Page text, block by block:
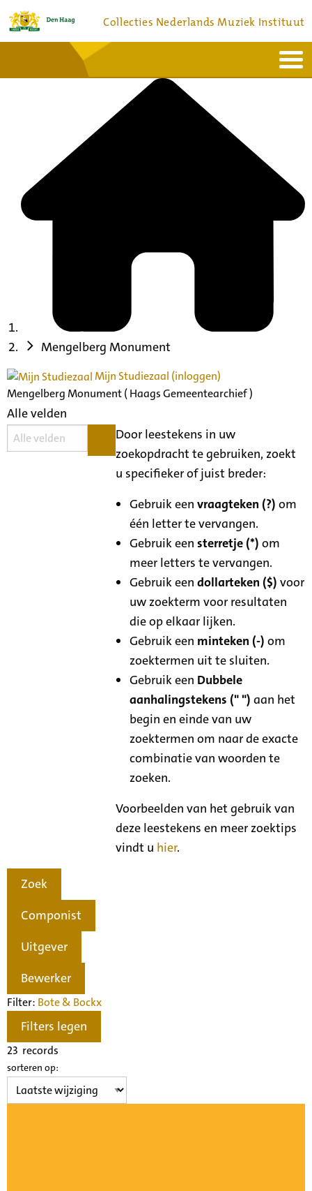
Collecties Nederlands Muziek Instituut
Bronnen en collecties
Mengelberg Monument
Mijn Studiezaal (inloggen)
Mengelberg Monument ( Haags Gemeentearchief )
Alle velden
Door leestekens in uw
zoekopdracht te gebruiken, zoekt
u specifieker of juist breder:
Gebruik eenvraagteken (?) om
één letter te vervangen.
Gebruik eensterretje (*) om
meer letters te vervangen.
Gebruik eendollarteken ($) voor
uw zoekterm voor resultaten
die op elkaar lijken.
Gebruik een minteken (-) om
zoektermen uit te sluiten.
Gebruik een Dubbele
aanhalingstekens (" ") aan het
begin en einde van uw
zoektermen om naar de exacte
combinatie van woorden te
zoeken.
Voorbeelden van het gebruik van
deze leestekens en meer zoektips
vindt u hier.
Zoek
Componist
Uitgever
Bewerker
Filter: Bote & Bockx
Filters legen
23 records
sorteren op: